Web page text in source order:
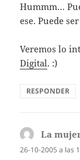
Hummm…
ese. Puede
Veremos lo
Digital. :)
RESPONDER
La
26-10-2005 a las